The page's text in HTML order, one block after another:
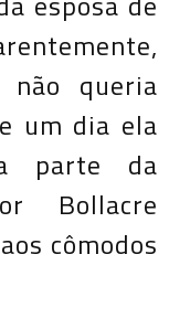
queria
um dia ela
parte da
Bollacre
cômodos